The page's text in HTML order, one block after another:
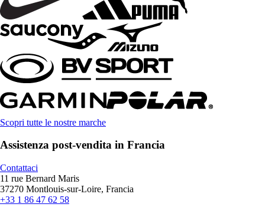
Scopri tutte le nostre marche
Assistenza post-vendita in Francia
Contattaci
11 rue Bernard Maris
37270 Montlouis-sur-Loire, Francia
+33 1 86 47 62 58